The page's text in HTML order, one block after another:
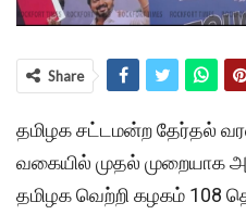
Share
தமிழக சட்டமன்ற தேர்தல்
வகையில் முதல் முறையாக
தமிழக வெற்றி கழகம் 108